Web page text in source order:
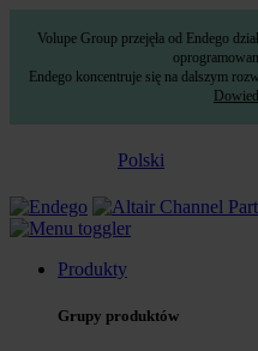
Volupe Group przejęła od Endego
Endego koncentruje się na dalszym
Polski
Produkty
Grupy produktów